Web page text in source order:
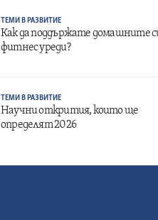
ТЕМИ В РАЗВИТИЕ
Как да поддържате домашните
фитнес уреди?
ТЕМИ В РАЗВИТИЕ
Научни открития, които ще
определят 2026